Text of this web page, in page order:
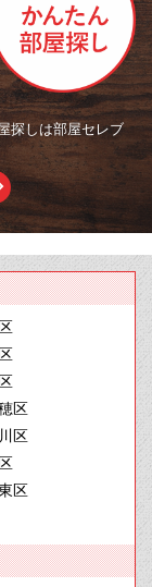
探しは部屋セレブ
区
区
区